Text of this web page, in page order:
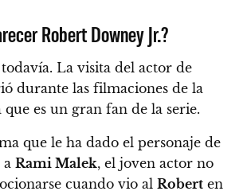
Robert Downey Jr.?
La visita del actor de
durante las filmaciones de la
es un gran fan de la serie.
que le ha dado el personaje de
a Rami Malek, el joven actor no
cuando vio al Robert en